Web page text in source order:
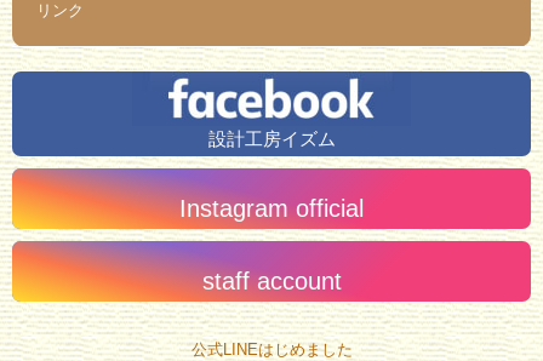
リンク
設計工房イズム
Instagram official
staff account
公式LINEはじめました